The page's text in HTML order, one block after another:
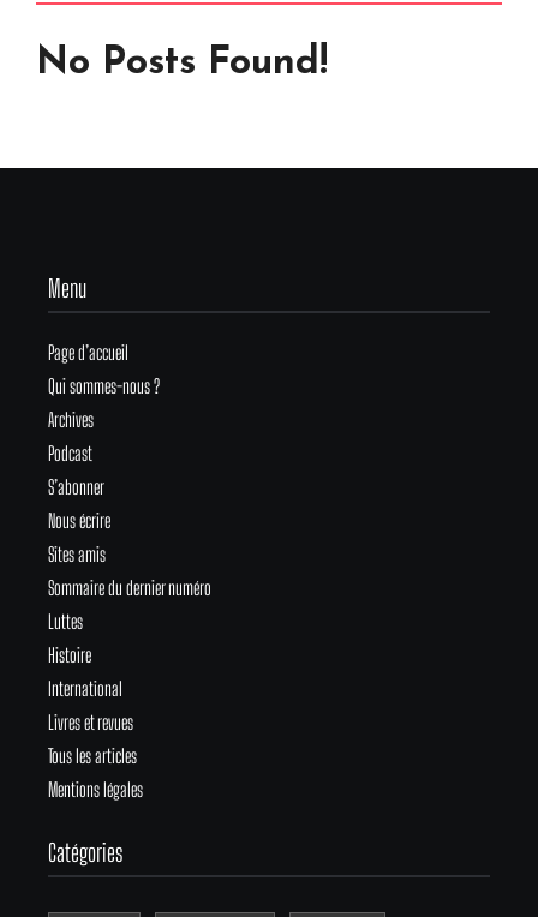
No Posts Found!
Menu
Page d’accueil
Qui sommes-nous ?
Archives
Podcast
S’abonner
Nous écrire
Sites amis
Sommaire du dernier numéro
Luttes
Histoire
International
Livres et revues
Tous les articles
Mentions légales
Catégories